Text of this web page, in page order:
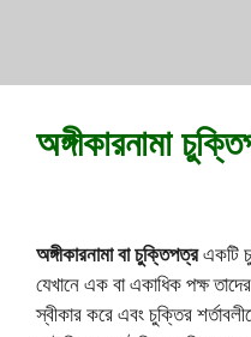
অঙ্গীকারনামা
অঙ্গীকারনামা বা চুক্তিপত্রএকটি
যেখানে এক বা একাধিক পক্ষ
স্বীকার করে এবং চুক্তির